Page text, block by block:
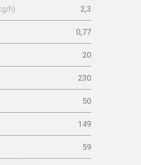
h) 2,3
0,77
20
230
50
149
59